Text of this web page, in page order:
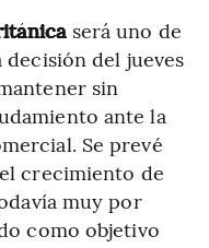
será uno de
decisión del jueves
sin
ante la
Se prevé
crecimiento de
muy por
como objetivo